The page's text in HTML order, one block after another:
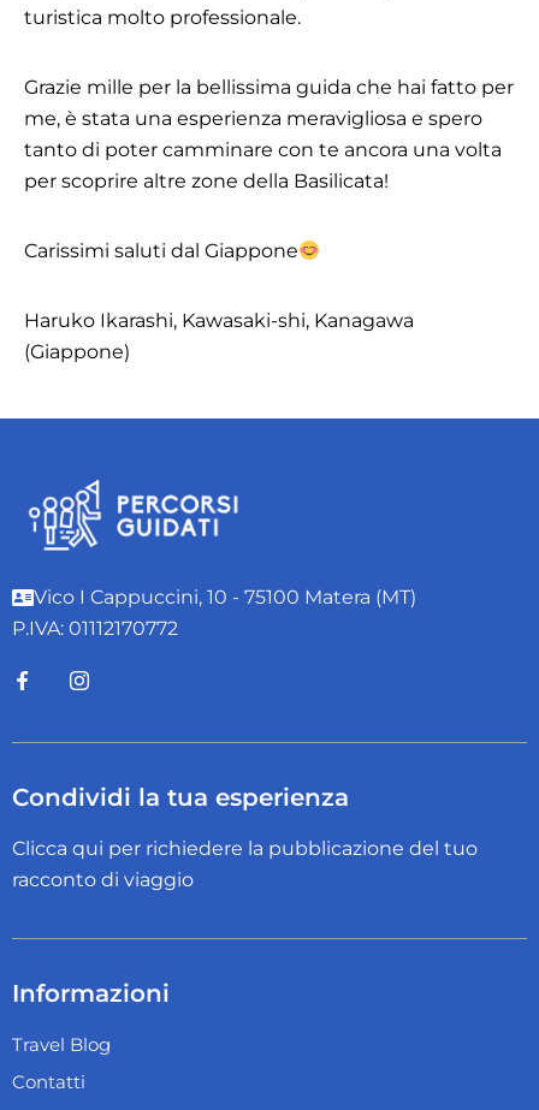
turistica molto professionale.
Grazie mille per la bellissima guida che hai fatto per
me, è stata una esperienza meravigliosa e spero
tanto di poter camminare con te ancora una volta
per scoprire altre zone della Basilicata!
Carissimi saluti dal Giappone
Haruko Ikarashi, Kawasaki-shi, Kanagawa
(Giappone)
Vico I Cappuccini, 10 - 75100 Matera (MT)
P.IVA: 01112170772
Condividi la tua esperienza
Clicca qui per richiedere la pubblicazione del tuo
racconto di viaggio
Informazioni
Travel Blog
Contatti